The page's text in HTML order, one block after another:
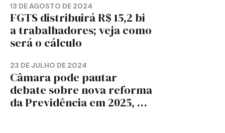
13 DE AGOSTO DE 2024
FGTS distribuirá R$ 15,2 bi
a trabalhadores; veja como
será o cálculo
23 DE JULHO DE 2024
Câmara pode pautar
debate sobre nova reforma
da Previdência em 2025, diz